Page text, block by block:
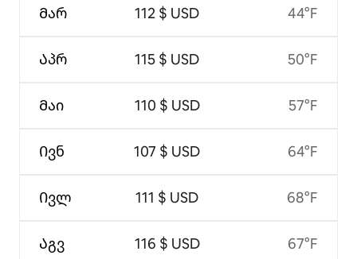
Მარ
Აპრ
Მაი
Ივნ
Ივლ
Აგვ
112 $ USD
115 $ USD
110 $ USD
107 $ USD
111 $ USD
116 $ USD
44°F
50°F
57°F
64°F
68°F
67°F